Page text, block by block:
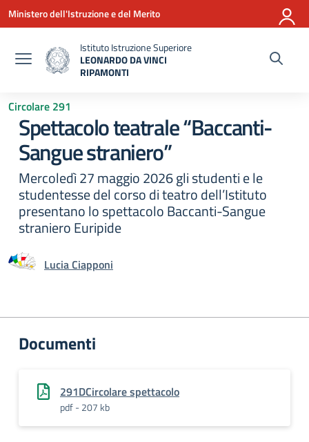
Vai ai contenuti
Vai al menu di navigazione
Vai al footer
Ministero dell'Istruzione e del Merito
Istituto Istruzione Superiore
LEONARDO DA VINCI
RIPAMONTI
Circolare 291
Spettacolo teatrale “Baccanti-
Sangue straniero”
Mercoledì 27 maggio 2026 gli studenti e le
studentesse del corso di teatro dell’Istituto
presentano lo spettacolo Baccanti-Sangue
straniero Euripide
Lucia Ciapponi
Documenti
291DCircolare spettacolo
pdf - 207 kb